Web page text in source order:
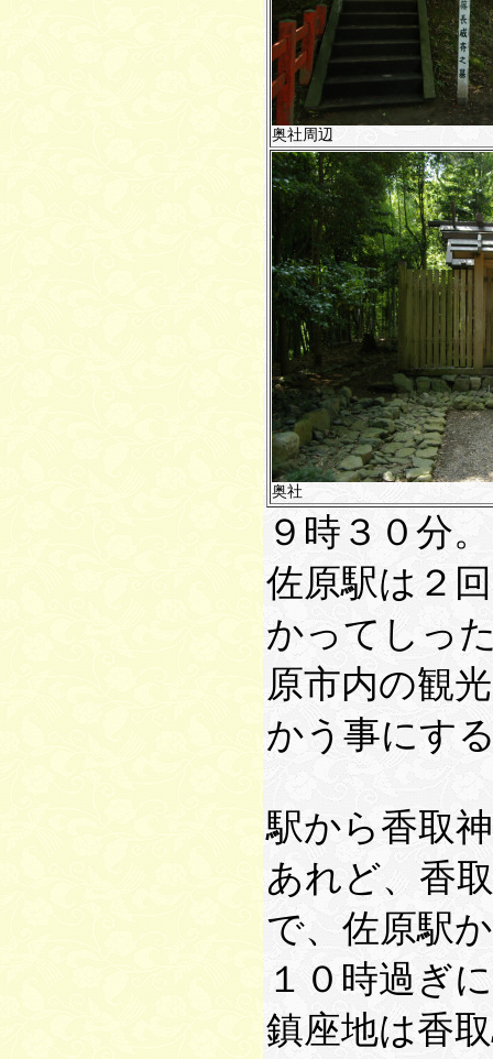
奥社周辺
奥社
９時３０分。
佐原駅は２
かってしっ
原市内の観
かう事にす
駅から香取
あれど、香
で、佐原駅
１０時過ぎ
鎮座地は香